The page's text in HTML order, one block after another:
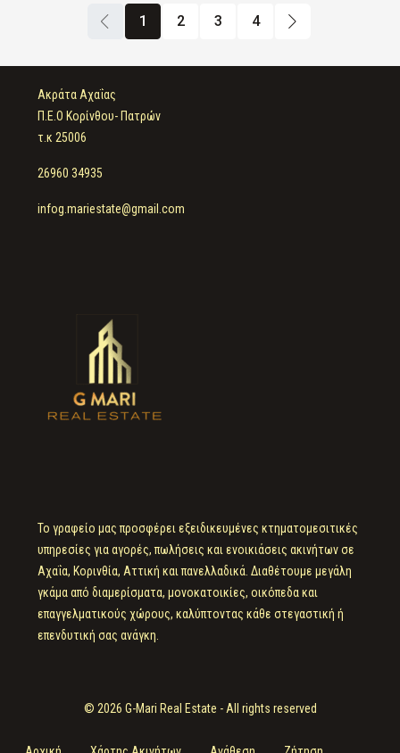
1 2 3 4
Ακράτα Αχαΐας
Π.Ε.Ο Κορίνθου- Πατρών
τ.κ 25006
26960 34935
infog.mariestate@gmail.com
Το γραφείο μας προσφέρει εξειδικευμένες κτηματομεσιτικές
υπηρεσίες για αγορές, πωλήσεις και ενοικιάσεις ακινήτων σε
Αχαΐα, Κορινθία, Αττική και πανελλαδικά. Διαθέτουμε μεγάλη
γκάμα από διαμερίσματα, μονοκατοικίες, οικόπεδα και
επαγγελματικούς χώρους, καλύπτοντας κάθε στεγαστική ή
επενδυτική σας ανάγκη.
© 2026 G-Mari Real Estate - All rights reserved